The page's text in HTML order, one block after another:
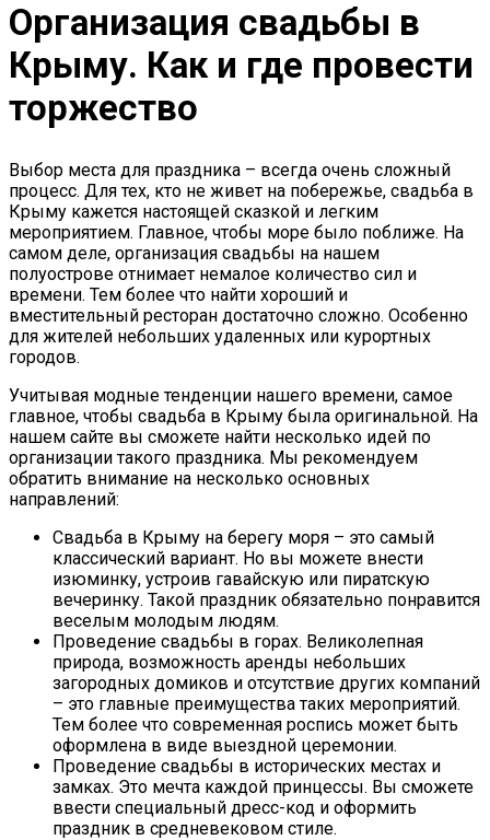
Организация свадьбы в
Крыму. Как и где провести
торжество
Выбор места для праздника – всегда очень сложный
процесс. Для тех, кто не живет на побережье, свадьба в
Крыму кажется настоящей сказкой и легким
мероприятием. Главное, чтобы море было поближе. На
самом деле, организация свадьбы на нашем
полуострове отнимает немалое количество сил и
времени. Тем более что найти хороший и
вместительный ресторан достаточно сложно. Особенно
для жителей небольших удаленных или курортных
городов.
Учитывая модные тенденции нашего времени, самое
главное, чтобы свадьба в Крыму была оригинальной. На
нашем сайте вы сможете найти несколько идей по
организации такого праздника. Мы рекомендуем
обратить внимание на несколько основных
направлений:
Свадьба в Крыму на берегу моря – это самый
классический вариант. Но вы можете внести
изюминку, устроив гавайскую или пиратскую
вечеринку. Такой праздник обязательно понравится
веселым молодым людям.
Проведение свадьбы в горах. Великолепная
природа, возможность аренды небольших
загородных домиков и отсутствие других компаний
– это главные преимущества таких мероприятий.
Тем более что современная роспись может быть
оформлена в виде выездной церемонии.
Проведение свадьбы в исторических местах и
замках. Это мечта каждой принцессы. Вы сможете
ввести специальный дресс-код и оформить
праздник в средневековом стиле.